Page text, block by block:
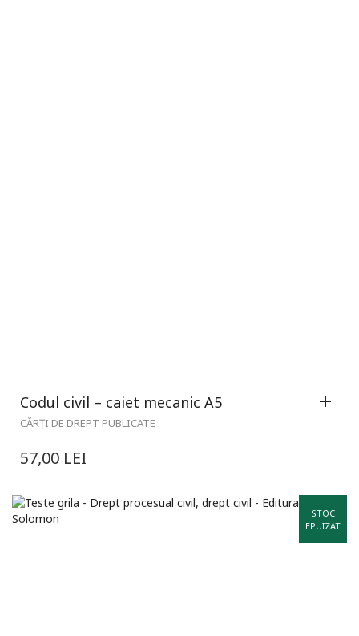
Codul civil – caiet mecanic A5
CĂRȚI DE DREPT PUBLICATE
57,00 LEI
STOC
EPUIZAT